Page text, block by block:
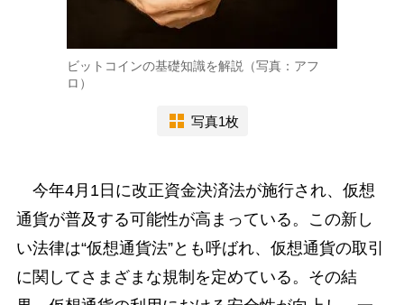
ビットコインの基礎知識を解説（写真：アフ
ロ）
写真1枚
今年4月1日に改正資金決済法が施行され、仮想
通貨が普及する可能性が高まっている。この新し
い法律は“仮想通貨法”とも呼ばれ、仮想通貨の取引
に関してさまざまな規制を定めている。その結